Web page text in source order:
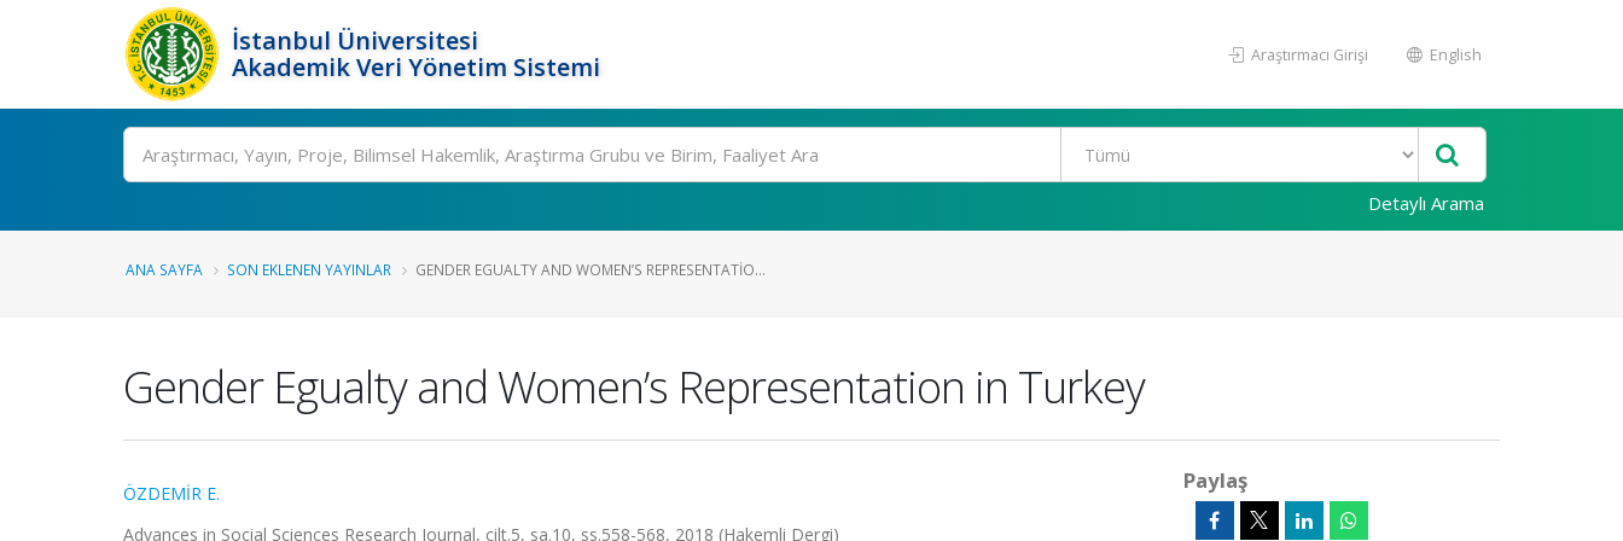
İstanbul Üniversitesi
Akademik Veri Yönetim Sistemi
Araştırmacı Girişi English
Ara
Detaylı Arama
ANA SAYFA SON EKLENEN YAYINLAR GENDER EGUALTY AND WOMEN’S REPRESENTATIO...
Gender Egualty and Women’s Representation in Turkey
ÖZDEMİR E.
Advances in Social Sciences Research Journal, cilt.5, sa.10, ss.558-568, 2018 (Hakemli Dergi)
Paylaş